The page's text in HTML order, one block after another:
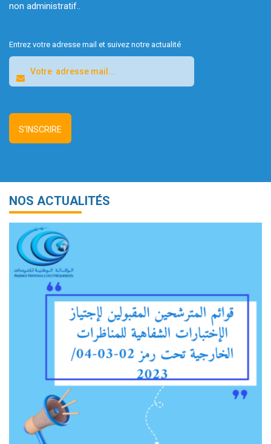
non administratif..
Entrez votre adresse mail et suivez notre actualité
NOS ACTUALITÉS